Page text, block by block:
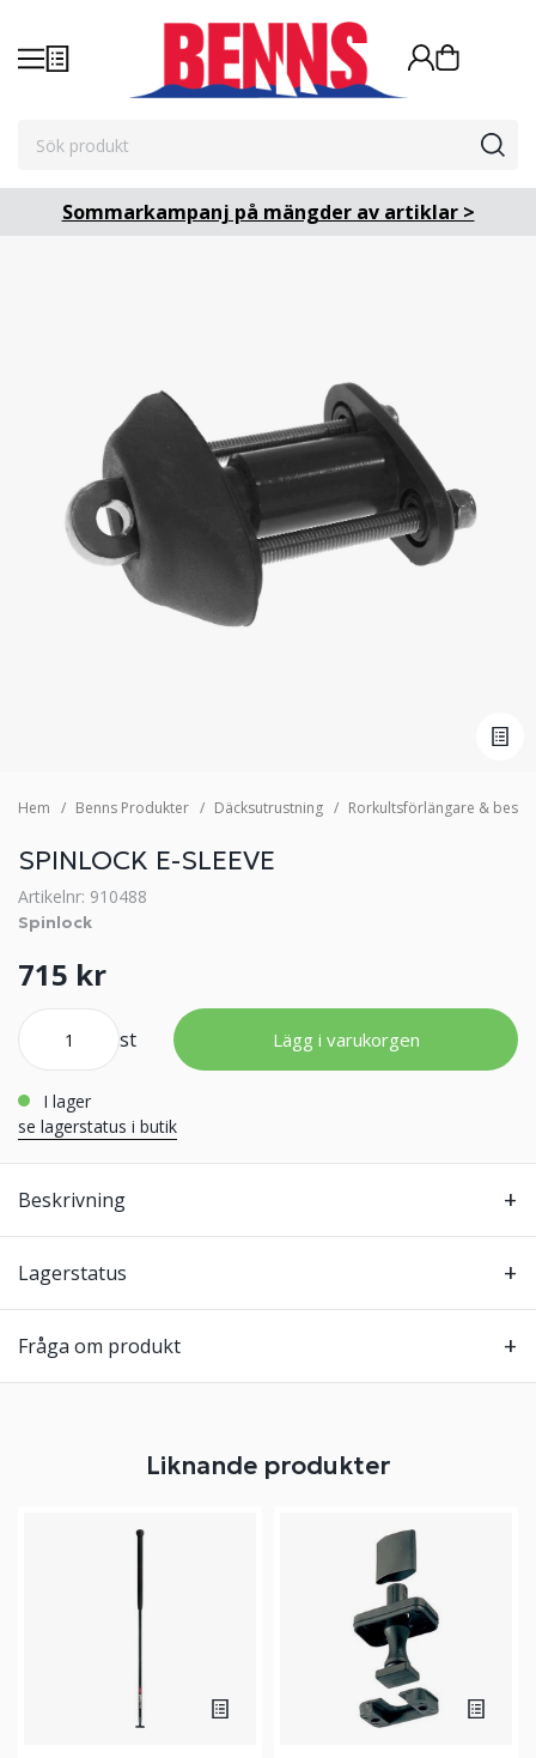
Sommarkampanj på mängder av artiklar >
Hem Benns Produkter Däcksutrustning Rorkultsförlängare &
SPINLOCK E-SLEEVE
Artikelnr: 910488
Spinlock
715 kr
st Lägg i varukorgen
i lager
se lagerstatus i butik
Beskrivning
Lagerstatus
Fråga om produkt
Liknande produkter